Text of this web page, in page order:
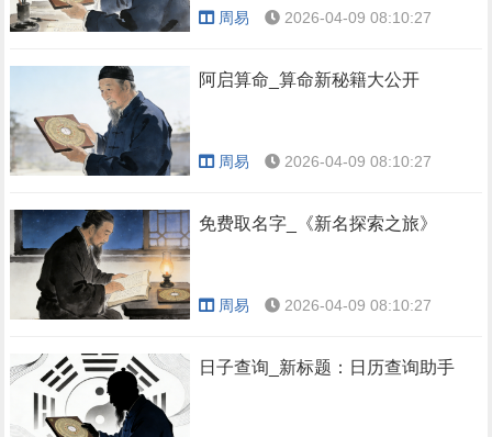
周易 2026-04-09 08:10:27
阿启算命_算命新秘籍大公开
周易 2026-04-09 08:10:27
免费取名字_《新名探索之旅》
周易 2026-04-09 08:10:27
日子查询_新标题：日历查询助手